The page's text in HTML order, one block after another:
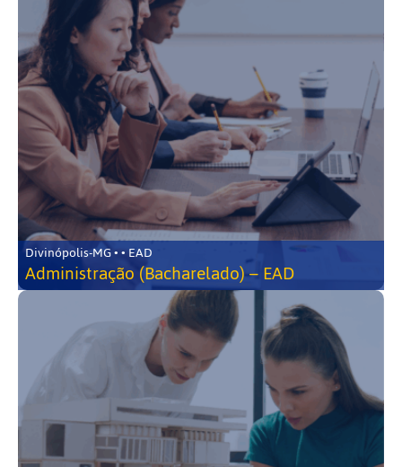
Divinópolis-MG • • EAD
Administração (Bacharelado) – EAD